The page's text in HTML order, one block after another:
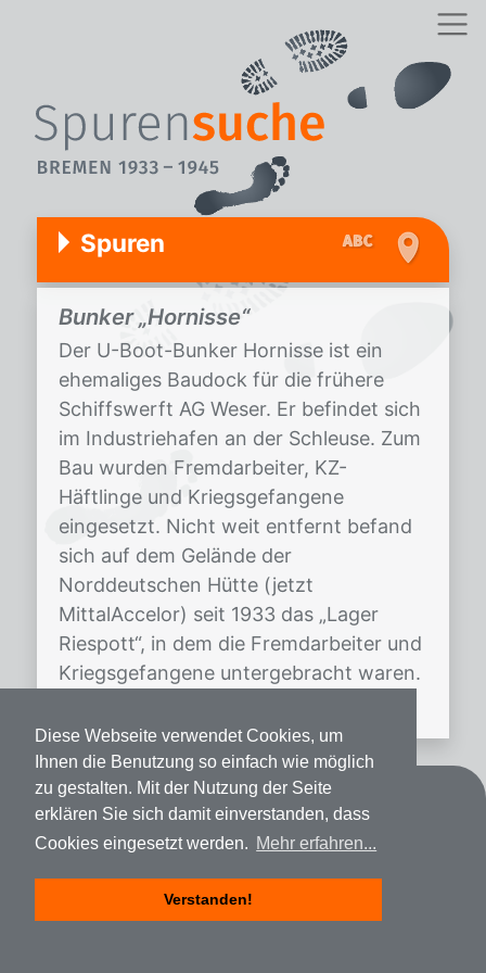
Diese Webseite verwendet Cookies, um
Ihnen die Benutzung so einfach wie möglich
zu gestalten. Mit der Nutzung der Seite
erklären Sie sich damit einverstanden, dass
Cookies eingesetzt werden. Mehr erfahren...
Verstanden!
Spuren
Bunker „Hornisse“
Der U-Boot-Bunker Hornisse ist ein
ehemaliges Baudock für die frühere
Schiffswerft AG Weser. Er befindet sich
im Industriehafen an der Schleuse. Zum
Bau wurden Fremdarbeiter, KZ-
Häftlinge und Kriegsgefangene
eingesetzt. Nicht weit entfernt befand
sich auf dem Gelände der
Norddeutschen Hütte (jetzt
MittalAccelor) seit 1933 das „Lager
Riespott“, in dem die Fremdarbeiter und
Kriegsgefangene untergebracht waren.
Kontakt
Datenschutz